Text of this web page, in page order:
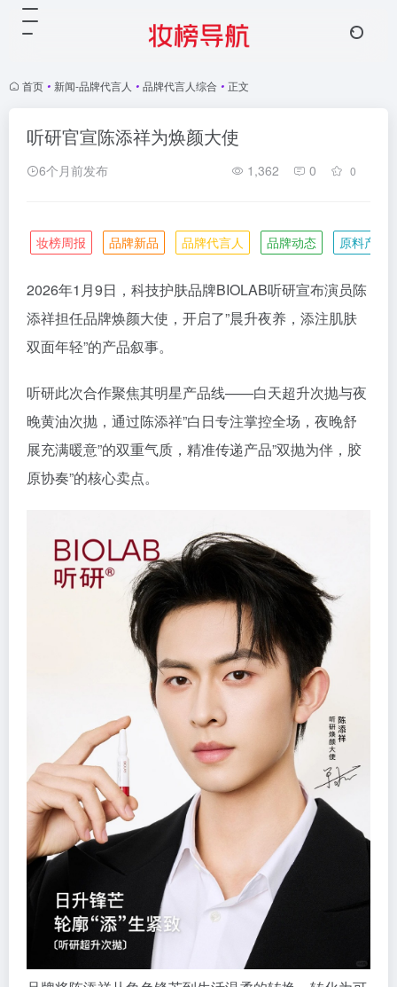
首页 • 新闻-品牌代言人 • 品牌代言人综合 • 正文
听研官宣陈添祥为焕颜大使
6个月前发布 1,362 0 0
妆榜周报 品牌新品 品牌代言人 品牌动态 原料产业
2026年1月9日，科技护肤品牌BIOLAB听研宣布演员陈
添祥担任品牌焕颜大使，开启了”晨升夜养，添注肌肤
双面年轻”的产品叙事。
听研此次合作聚焦其明星产品线——白天超升次抛与夜
晚黄油次抛，通过陈添祥”白日专注掌控全场，夜晚舒
展充满暖意”的双重气质，精准传递产品”双抛为伴，胶
原协奏”的核心卖点。